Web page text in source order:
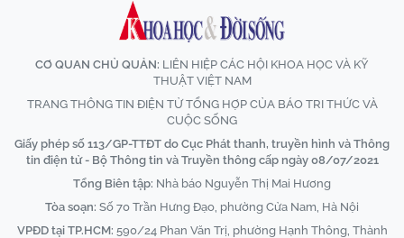
CƠ QUAN CHỦ QUẢN: LIÊN HIỆP CÁC HỘI KHOA HỌC VÀ KỸ
THUẬT VIỆT NAM
TRANG THÔNG TIN ĐIỆN TỬ TỔNG HỢP CỦA BÁO TRI THỨC VÀ
CUỘC SỐNG
Giấy phép số 113/GP-TTĐT do Cục Phát thanh, truyền hình và Thông
tin điện tử - Bộ Thông tin và Truyền thông cấp ngày 08/07/2021
Tổng Biên tập: Nhà báo Nguyễn Thị Mai Hương
Tòa soạn: Số 70 Trần Hưng Đạo, phường Cửa Nam, Hà Nội
VPĐD tại TP.HCM: 590/24 Phan Văn Trị, phường Hạnh Thông, Thành